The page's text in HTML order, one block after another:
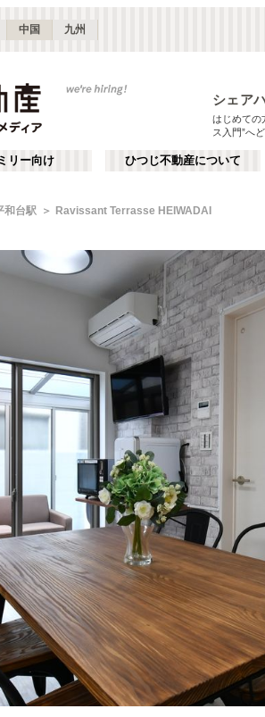
中国 九州
シェア
はじめての
ス入門”へど
リー向け ひつじ不動産について
和台駅 Ravissant Terrasse HEIWADAI